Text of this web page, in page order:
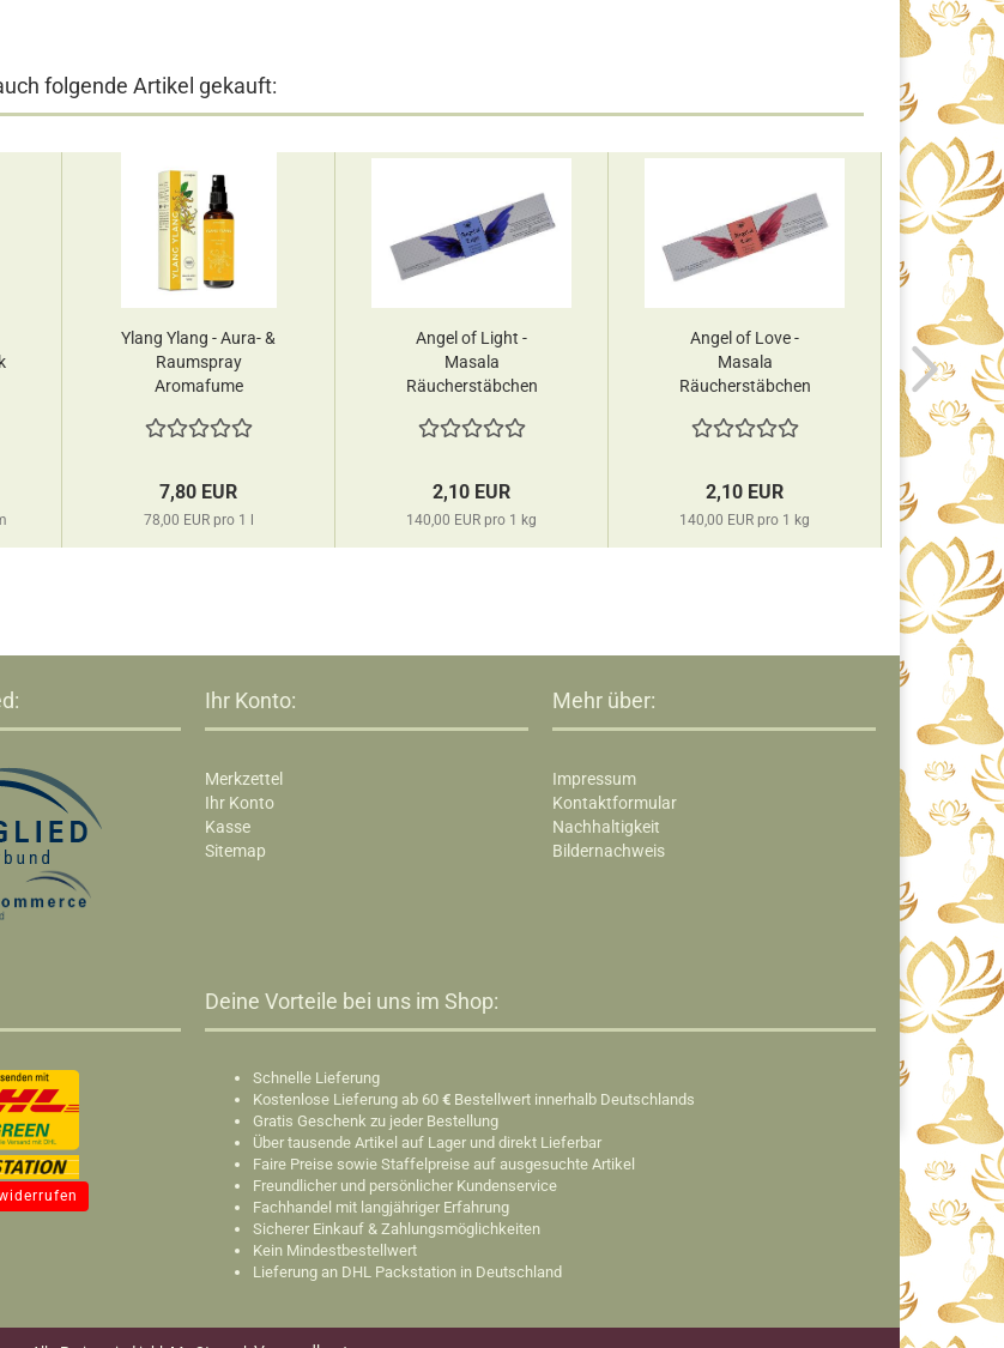
folgende Artikel gekauft:
Ylang Ylang - Aura- &
Raumspray
Aromafume
7,80 EUR
78,00 EUR pro 1 l
Angel of Light -
Masala
Räucherstäbchen
2,10 EUR
140,00 EUR pro 1 kg
Angel of Love -
Masala
Räucherstäbchen
2,10 EUR
140,00 EUR pro 1 kg 190,00
Ihr Konto:
Merkzettel
Ihr Konto
Kasse
Sitemap
Mehr über:
Impressum
Kontaktformular
Nachhaltigkeit
Bildernachweis
Deine Vorteile bei uns im Shop:​
Schnelle Lieferung
Kostenlose Lieferung ab 60 € Bestellwert innerhalb Deutschlands
Gratis Geschenk zu jeder Bestellung
Über tausende Artikel auf Lager und direkt Lieferbar
Faire Preise sowie Staffelpreise auf ausgesuchte Artikel
Freundlicher und persönlicher Kundenservice
Fachhandel mit langjähriger Erfahrung
Sicherer Einkauf & Zahlungsmöglichkeiten
Kein Mindestbestellwert
Lieferung an DHL Packstation in Deutschland